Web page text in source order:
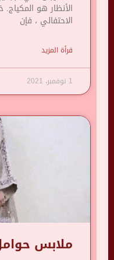
الأنظار هو المكياج.
الاحتفالي ، فإن
قرأة المزيد
1 نوفمبر، 2021
ملابس